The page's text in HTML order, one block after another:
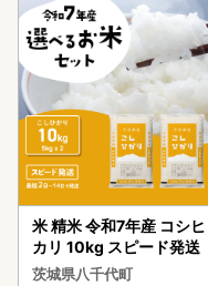
米 精米 令和7年産 コシヒ
カリ 10kg スピード発送
茨城県八千代町